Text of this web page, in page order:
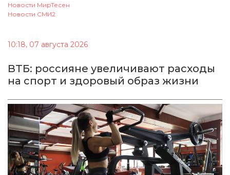
Новости МирТесен
Новости СМИ2
10:18, 07 августа 2026
ВТБ: россияне увеличивают расходы
на спорт и здоровый образ жизни